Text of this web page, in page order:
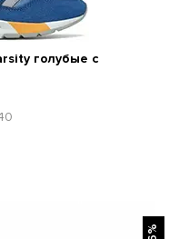
голубые с